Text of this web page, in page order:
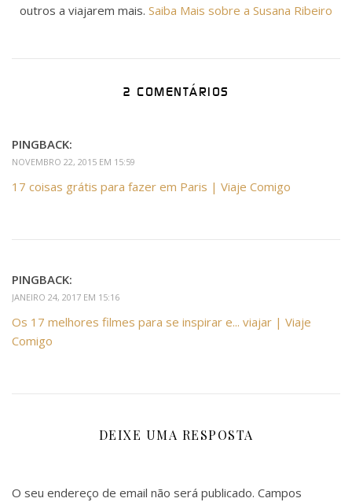
outros a viajarem mais. Saiba Mais sobre a Susana Ribeiro
2 COMENTÁRIOS
PINGBACK:
NOVEMBRO 22, 2015 EM 15:59
17 coisas grátis para fazer em Paris | Viaje Comigo
PINGBACK:
JANEIRO 24, 2017 EM 15:16
Os 17 melhores filmes para se inspirar e... viajar | Viaje
Comigo
DEIXE UMA RESPOSTA
O seu endereço de email não será publicado. Campos